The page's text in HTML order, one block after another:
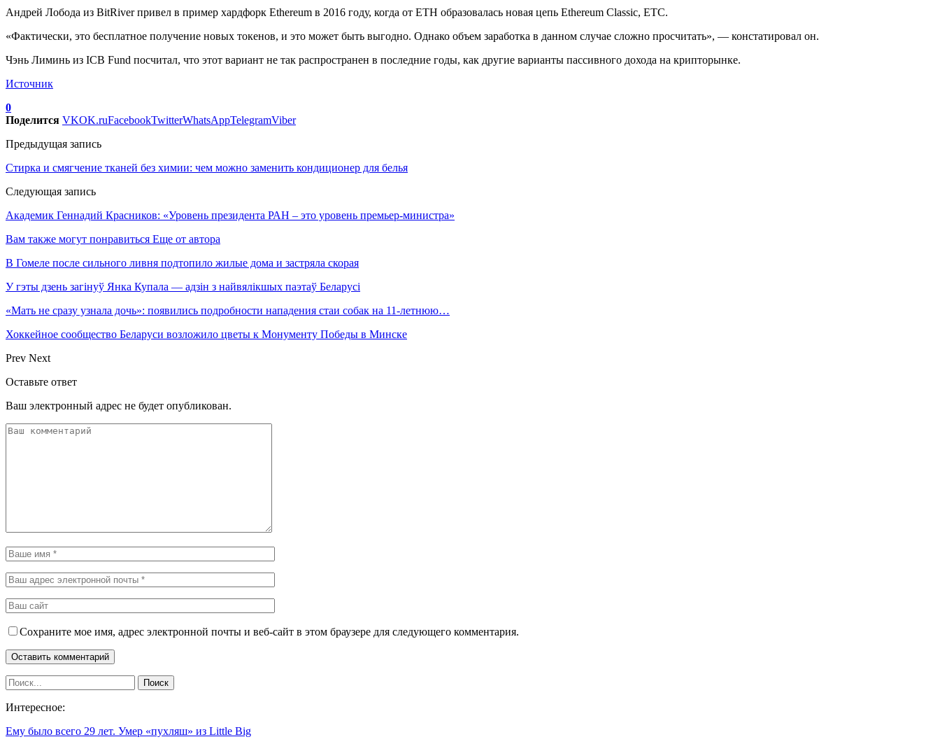
Андрей Лобода из BitRiver привел в пример хардфорк Ethereum в 2016 году, когда от ETH образовалась новая цепь Ethereum Classic, ETC.
«Фактически, это бесплатное получение новых токенов, и это может быть выгодно. Однако объем заработка в данном случае сложно просчитать», — констатировал он.
Чэнь Лиминь из ICB Fund посчитал, что этот вариант не так распространен в последние годы, как другие варианты пассивного дохода на крипторынке.
Источник
0
Поделится VKOK.ruFacebookTwitterWhatsAppTelegramViber
Предыдущая запись
Стирка и смягчение тканей без химии: чем можно заменить кондиционер для белья
Следующая запись
Академик Геннадий Красников: «Уровень президента РАН – это уровень премьер-министра»
Вам также могут понравиться Еще от автора
В Гомеле после сильного ливня подтопило жилые дома и застряла скорая
У гэты дзень загінуў Янка Купала — адзін з найвялікшых паэтаў Беларусі
«Мать не сразу узнала дочь»: появились подробности нападения стаи собак на 11-летнюю…
Хоккейное сообщество Беларуси возложило цветы к Монументу Победы в Минске
Prev Next
Оставьте ответ
Ваш электронный адрес не будет опубликован.
Сохраните мое имя, адрес электронной почты и веб-сайт в этом браузере для следующего комментария.
Интересное:
Ему было всего 29 лет. Умер «пухляш» из Little Big